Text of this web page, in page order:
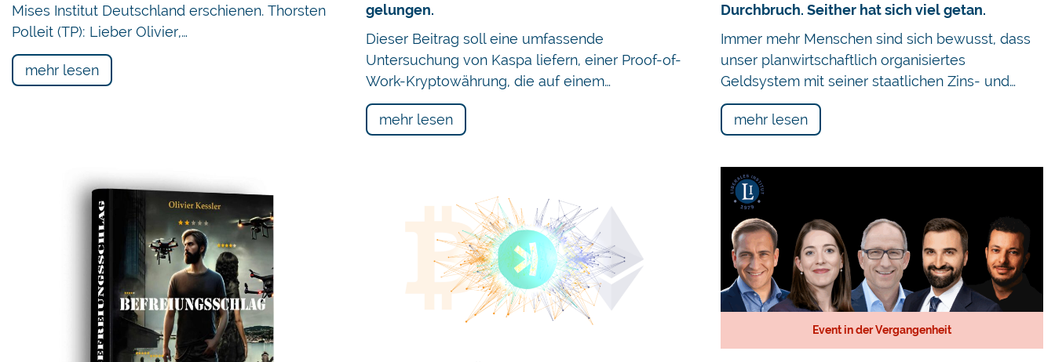
Mises Institut Deutschland erschienen. Thorsten
Polleit (TP): Lieber Olivier,…
mehr lesen
gelungen.
Dieser Beitrag soll eine umfassende
Untersuchung von Kaspa liefern, einer Proof-of-
Work-Kryptowährung, die auf einem…
mehr lesen
Durchbruch. Seither hat sich viel getan.
Immer mehr Menschen sind sich bewusst, dass
unser planwirtschaftlich organisiertes
Geldsystem mit seiner staatlichen Zins- und…
mehr lesen
Event in der Vergangenheit